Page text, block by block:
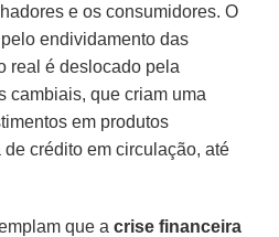
e os consumidores. O
endividamento das
real é deslocado pela
cambiais, que criam uma
em produtos
crédito em circulação, até
que acrise financeira